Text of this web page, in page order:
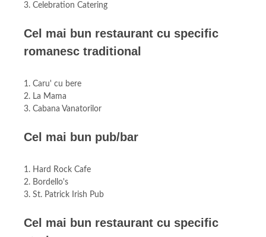
3. Celebration Catering
Cel mai bun restaurant cu specific
romanesc traditional
1. Caru' cu bere
2. La Mama
3. Cabana Vanatorilor
Cel mai bun pub/bar
1. Hard Rock Cafe
2. Bordello's
3. St. Patrick Irish Pub
Cel mai bun restaurant cu specific